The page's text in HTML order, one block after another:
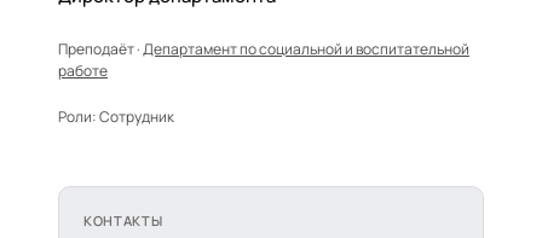
Преподаёт ·Департамент по социальной и воспитательной
работе
Роли:Сотрудник
КОНТАКТЫ